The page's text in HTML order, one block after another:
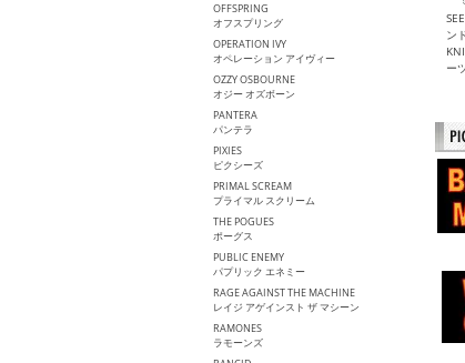
OFFSPRING
オフスプリング
OPERATION IVY
オペレーション アイヴィー
OZZY OSBOURNE
オジー オズボーン
PANTERA
パンテラ
PIXIES
ピクシーズ
PRIMAL SCREAM
プライマル スクリーム
THE POGUES
ポーグス
PUBLIC ENEMY
パプリック エネミー
RAGE AGAINST THE MACHINE
レイジ アゲインスト ザ マシーン
RAMONES
ラモーンズ
ン
ー